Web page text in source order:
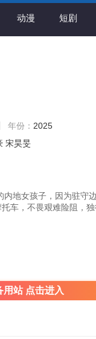
动漫 短剧
年份： 2025
宋昊旻
地女孩子，因为驻守
车，不畏艰难险阻，
用站 点击进入